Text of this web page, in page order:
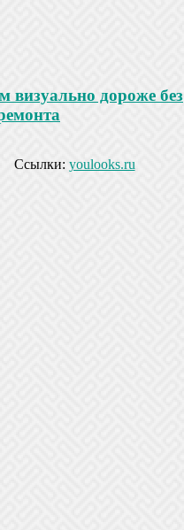
визуально дороже без
Ссылки: youlooks.ru